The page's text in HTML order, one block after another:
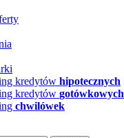
kredytów hipotecznych
kredytów gotówkowych
chwilówek